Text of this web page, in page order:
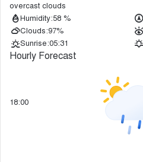
overcast clouds
Humidity:58 %
Clouds:97%
Sunrise:05:31
Hourly Forecast
18:00